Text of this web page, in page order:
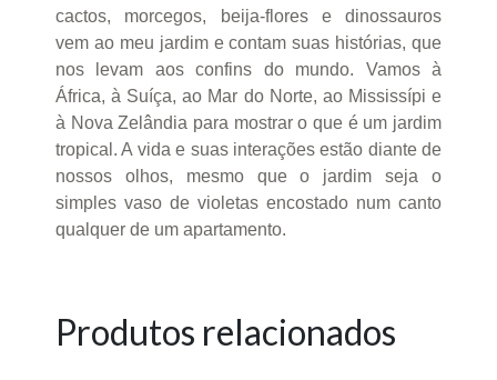
cactos, morcegos, beija-flores e dinossauros
vem ao meu jardim e contam suas histórias, que
nos levam aos confins do mundo. Vamos à
África, à Suíça, ao Mar do Norte, ao Mississípi e
à Nova Zelândia para mostrar o que é um jardim
tropical. A vida e suas interações estão diante de
nossos olhos, mesmo que o jardim seja o
simples vaso de violetas encostado num canto
qualquer de um apartamento.
Produtos relacionados